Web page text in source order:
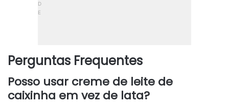
Perguntas Frequentes
Posso usar creme de leite de
caixinha em vez de lata?